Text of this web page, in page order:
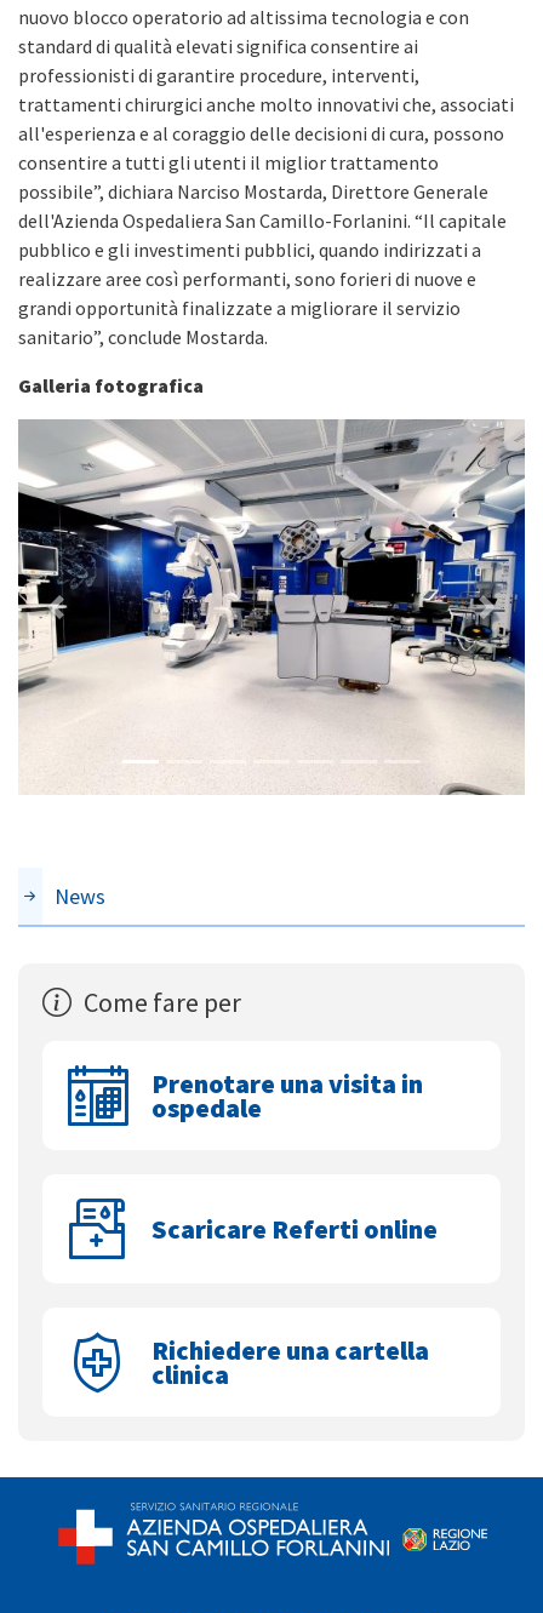
nuovo blocco operatorio ad altissima tecnologia e con
standard di qualità elevati significa consentire ai
professionisti di garantire procedure, interventi,
trattamenti chirurgici anche molto innovativi che, associati
all'esperienza e al coraggio delle decisioni di cura, possono
consentire a tutti gli utenti il miglior trattamento
possibile”, dichiara Narciso Mostarda, Direttore Generale
dell'Azienda Ospedaliera San Camillo-Forlanini. “Il capitale
pubblico e gli investimenti pubblici, quando indirizzati a
realizzare aree così performanti, sono forieri di nuove e
grandi opportunità finalizzate a migliorare il servizio
sanitario”, conclude Mostarda.
Galleria fotografica
Previous Next
News
Come fare per
Prenotare una visita in
ospedale
Scaricare Referti online
Richiedere una cartella
clinica